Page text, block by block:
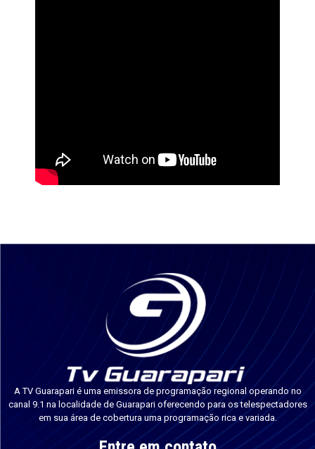
A TV Guarapari é uma emissora de programação regional operando no
canal 9.1 na localidade de Guarapari oferecendo para os telespectadores
em sua área de cobertura uma programação rica e variada.